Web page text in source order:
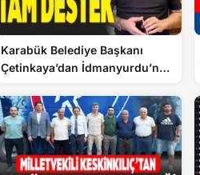
Karabük Belediye Başkanı
Çetinkaya’dan İdmanyurdu’na